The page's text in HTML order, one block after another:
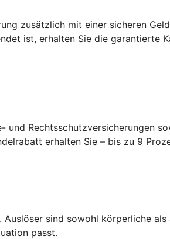
zusätzlich mit einer sicheren
ist, erhalten Sie die garantierte
Rechtsschutzversicherungen
erhalten Sie – bis zu 9
sind sowohl körperliche
passt.